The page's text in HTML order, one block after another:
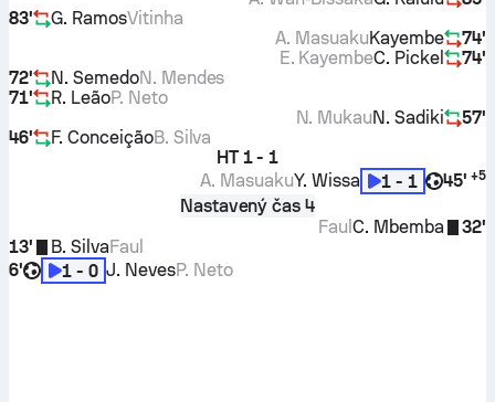
83'
G. RamosVitinha
74'
Kayembe
A. Masuaku
74'
C. Pickel
E. Kayembe
72'
N. SemedoN. Mendes
71'
R. LeãoP. Neto
57'
N. Sadiki
N. Mukau
46'
F. ConceiçãoB. Silva
HT 1 - 1
45' +5
1 - 1
Y. Wissa
A. Masuaku
Nastavený čas 4
32'
C. Mbemba
Faul
13'
B. SilvaFaul
6'
1 - 0 J. NevesP. Neto